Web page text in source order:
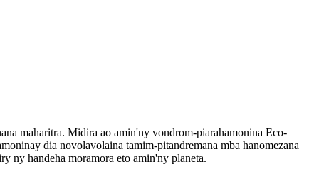
maharitra. Midira ao amin'ny vondrom-piarahamonina Eco-
dia novolavolaina tamim-pitandremana mba hanomezana
ny handeha moramora eto amin'ny planeta.